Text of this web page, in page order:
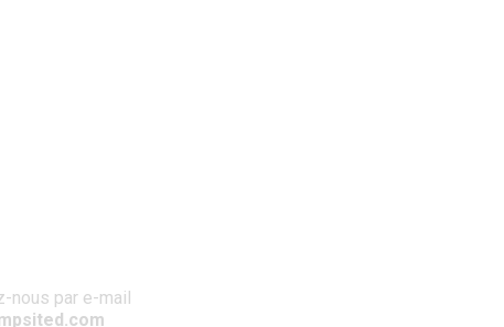
nous par e-mail